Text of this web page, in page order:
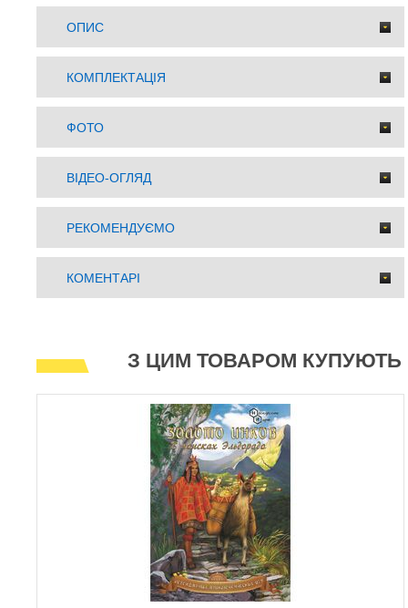
ОПИС
КОМПЛЕКТАЦІЯ
ФОТО
ВІДЕО-ОГЛЯД
РЕКОМЕНДУЄМО
КОМЕНТАРІ
З ЦИМ ТОВАРОМ КУПУЮТЬ